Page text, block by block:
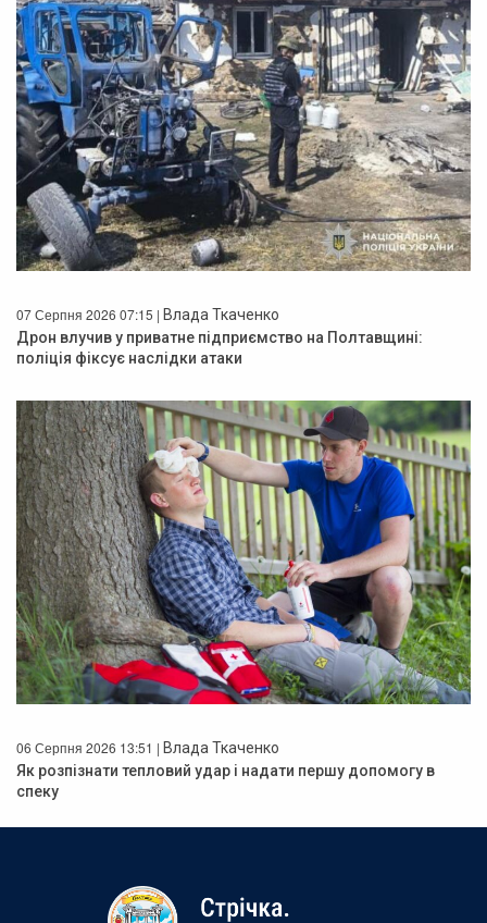
07 Серпня 2026 07:15 | Влада Ткаченко
Дрон влучив у приватне підприємство на Полтавщині:
поліція фіксує наслідки атаки
06 Серпня 2026 13:51 | Влада Ткаченко
Як розпізнати тепловий удар і надати першу допомогу в
спеку